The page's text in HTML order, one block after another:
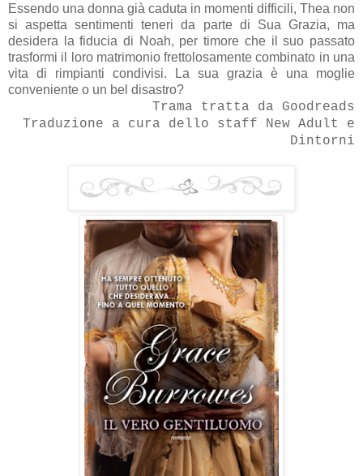
Essendo una donna già caduta in momenti difficili, Thea non
si aspetta sentimenti teneri da parte di Sua Grazia, ma
desidera la fiducia di Noah, per timore che il suo passato
trasformi il loro matrimonio frettolosamente combinato in una
vita di rimpianti condivisi. La sua grazia è una moglie
conveniente o un bel disastro?
Trama tratta da Goodreads
Traduzione a cura dello staff New Adult e
Dintorni